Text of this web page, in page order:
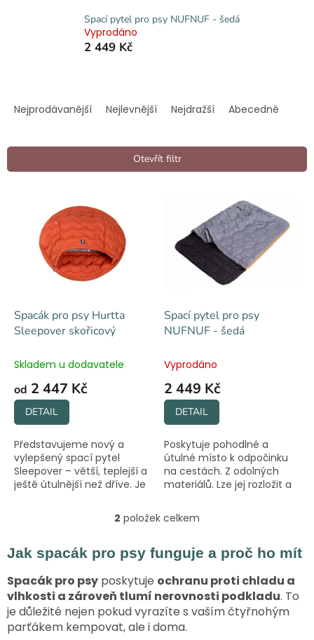
Spací pytel pro psy NUFNUF - šedá
Vyprodáno
2 449 Kč
n
í
Nejprodávanější Nejlevnější Nejdražší Abecedně
Otevřít filtr
Spacák pro psy Hurtta
Sleepover skořicový
Skladem u dodavatele
od 2 447 Kč
DETAIL
Představujeme nový a
vylepšený spací pytel
Sleepover – větší, teplejší a
ještě útulnější než dříve. Je
speciálně pro vašeho
Tento...
Spací pytel pro psy
NUFNUF - šedá
Vyprodáno
2 449 Kč
DETAIL
Poskytuje pohodlné a
útulné místo k odpočinku
na cestách. Z odolných
materiálů. Lze jej rozložit a
O
l
á
d
a
c
í
p
2 položek celkem
Jak spacák pro psy funguje a proč ho mít
Spacák pro psy poskytuje ochranu proti chladu a
vlhkosti a zároveň tlumí nerovnosti podkladu. To
je důležité nejen pokud vyrazíte s vaším čtyřnohým
parťákem kempovat, ale i doma.